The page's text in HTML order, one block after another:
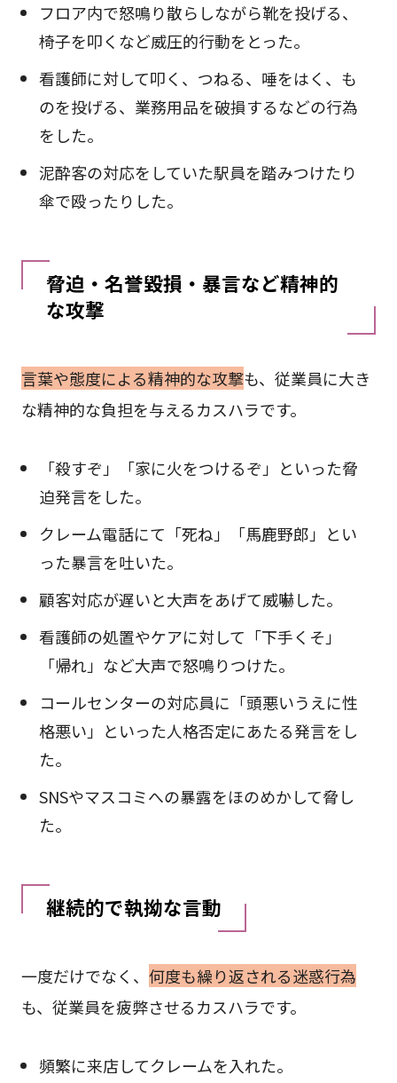
フロア内で怒鳴り散らしながら靴を投げる、
椅子を叩くなど威圧的行動をとった。
看護師に対して叩く、つねる、唾をはく、も
のを投げる、業務用品を破損するなどの行為
をした。
泥酔客の対応をしていた駅員を踏みつけたり
傘で殴ったりした。
脅迫・名誉毀損・暴言など精神的
な攻撃
言葉や態度による精神的な攻撃も、従業員に大き
な精神的な負担を与えるカスハラです。
「殺すぞ」「家に火をつけるぞ」といった脅
迫発言をした。
クレーム電話にて「死ね」「馬鹿野郎」とい
った暴言を吐いた。
顧客対応が遅いと大声をあげて威嚇した。
看護師の処置やケアに対して「下手くそ」
「帰れ」など大声で怒鳴りつけた。
コールセンターの対応員に「頭悪いうえに性
格悪い」といった人格否定にあたる発言をし
た。
SNSやマスコミへの暴露をほのめかして脅し
た。
継続的で執拗な言動
一度だけでなく、 何度も繰り返される迷惑行為
も、従業員を疲弊させるカスハラです。
頻繁に来店してクレームを入れた。